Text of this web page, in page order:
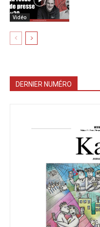
Vidéo
DERNIER NUMÉRO